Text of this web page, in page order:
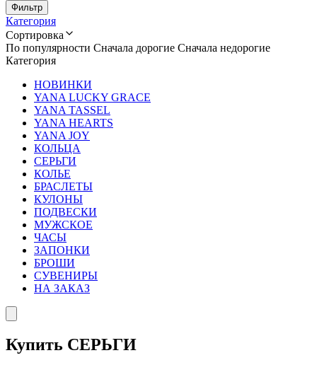
Фильтр
Категория
Сортировка
По популярности Сначала дорогие Сначала недорогие
Категория
НОВИНКИ
YANA LUCKY GRACE
YANA TASSEL
YANA HEARTS
YANA JOY
КОЛЬЦА
СЕРЬГИ
КОЛЬЕ
БРАСЛЕТЫ
КУЛОНЫ
ПОДВЕСКИ
МУЖСКОЕ
ЧАСЫ
ЗАПОНКИ
БРОШИ
СУВЕНИРЫ
НА ЗАКАЗ
Купить СЕРЬГИ